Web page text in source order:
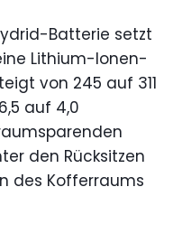
Batterie setzt
Lithium-Ionen-
von 245 auf 311
auf 4,0
den Rücksitzen
des Kofferraums